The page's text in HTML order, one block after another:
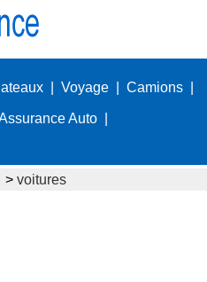
Voyage Camions
Auto
> voitures